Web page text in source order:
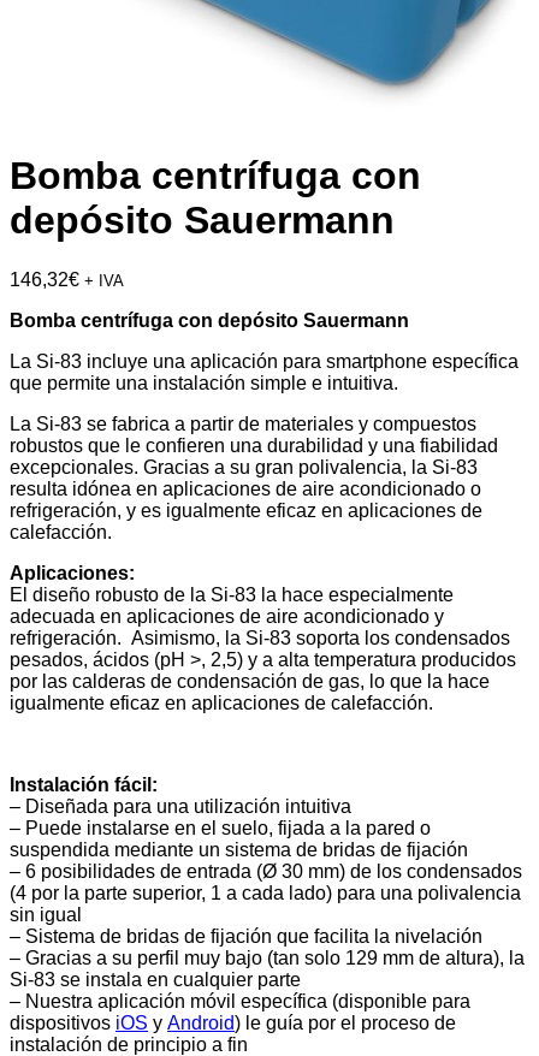
Bomba centrífuga con
depósito Sauermann
146,32€ + IVA
Bomba centrífuga con depósito Sauermann
La Si-83 incluye una aplicación para smartphone específica
que permite una instalación simple e intuitiva.
La Si-83 se fabrica a partir de materiales y compuestos
robustos que le confieren una durabilidad y una fiabilidad
excepcionales. Gracias a su gran polivalencia, la Si-83
resulta idónea en aplicaciones de aire acondicionado o
refrigeración, y es igualmente eficaz en aplicaciones de
calefacción.
Aplicaciones:
El diseño robusto de la Si-83 la hace especialmente
adecuada en aplicaciones de aire acondicionado y
refrigeración. Asimismo, la Si-83 soporta los condensados
pesados, ácidos (pH >, 2,5) y a alta temperatura producidos
por las calderas de condensación de gas, lo que la hace
igualmente eficaz en aplicaciones de calefacción.
Instalación fácil:
– Diseñada para una utilización intuitiva
– Puede instalarse en el suelo, fijada a la pared o
suspendida mediante un sistema de bridas de fijación
– 6 posibilidades de entrada (Ø 30 mm) de los condensados
(4 por la parte superior, 1 a cada lado) para una polivalencia
sin igual
– Sistema de bridas de fijación que facilita la nivelación
– Gracias a su perfil muy bajo (tan solo 129 mm de altura), la
Si-83 se instala en cualquier parte
– Nuestra aplicación móvil específica (disponible para
dispositivos iOS y Android) le guía por el proceso de
instalación de principio a fin